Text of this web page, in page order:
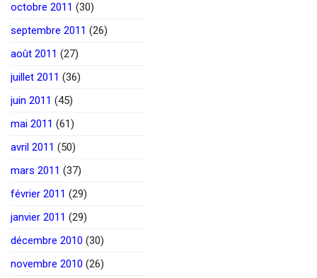
octobre 2011 (30)
septembre 2011 (26)
août 2011 (27)
juillet 2011 (36)
juin 2011 (45)
mai 2011 (61)
avril 2011 (50)
mars 2011 (37)
février 2011 (29)
janvier 2011 (29)
décembre 2010 (30)
novembre 2010 (26)